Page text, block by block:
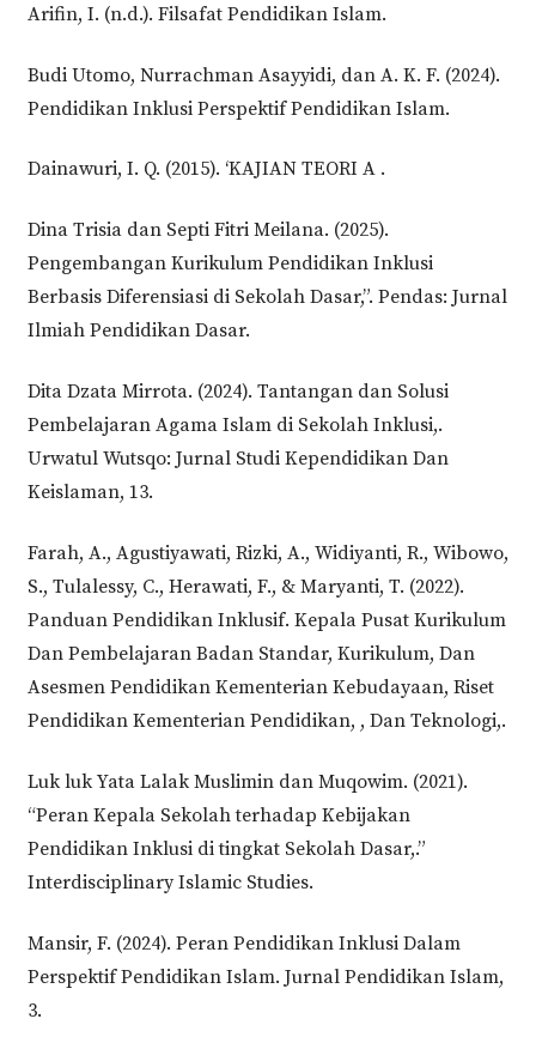
Arifin, I. (n.d.). Filsafat Pendidikan Islam.
Budi Utomo, Nurrachman Asayyidi, dan A. K. F. (2024).
Pendidikan Inklusi Perspektif Pendidikan Islam.
Dainawuri, I. Q. (2015). ‘KAJIAN TEORI A .
Dina Trisia dan Septi Fitri Meilana. (2025).
Pengembangan Kurikulum Pendidikan Inklusi
Berbasis Diferensiasi di Sekolah Dasar,”. Pendas: Jurnal
Ilmiah Pendidikan Dasar.
Dita Dzata Mirrota. (2024). Tantangan dan Solusi
Pembelajaran Agama Islam di Sekolah Inklusi,.
Urwatul Wutsqo: Jurnal Studi Kependidikan Dan
Keislaman, 13.
Farah, A., Agustiyawati, Rizki, A., Widiyanti, R., Wibowo,
S., Tulalessy, C., Herawati, F., & Maryanti, T. (2022).
Panduan Pendidikan Inklusif. Kepala Pusat Kurikulum
Dan Pembelajaran Badan Standar, Kurikulum, Dan
Asesmen Pendidikan Kementerian Kebudayaan, Riset
Pendidikan Kementerian Pendidikan, , Dan Teknologi,.
Luk luk Yata Lalak Muslimin dan Muqowim. (2021).
“Peran Kepala Sekolah terhadap Kebijakan
Pendidikan Inklusi di tingkat Sekolah Dasar,.”
Interdisciplinary Islamic Studies.
Mansir, F. (2024). Peran Pendidikan Inklusi Dalam
Perspektif Pendidikan Islam. Jurnal Pendidikan Islam,
3.